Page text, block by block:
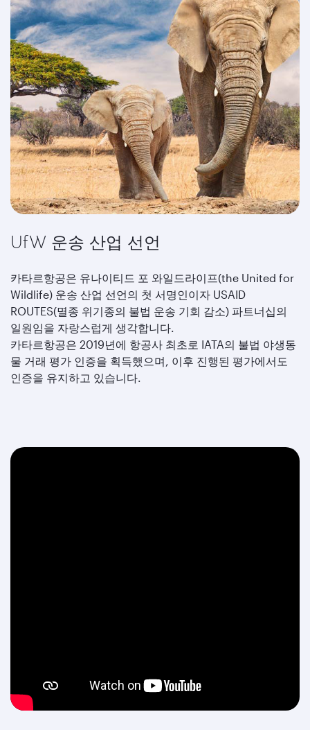
UfW 운송 산업 선언
카타르항공은 유나이티드 포 와일드라이프(the United for
Wildlife) 운송 산업 선언의 첫 서명인이자 USAID
ROUTES(멸종 위기종의 불법 운송 기회 감소) 파트너십의
일원임을 자랑스럽게 생각합니다.
카타르항공은 2019년에 항공사 최초로 IATA의 불법 야생동
물 거래 평가 인증을 획득했으며, 이후 진행된 평가에서도
인증을 유지하고 있습니다.